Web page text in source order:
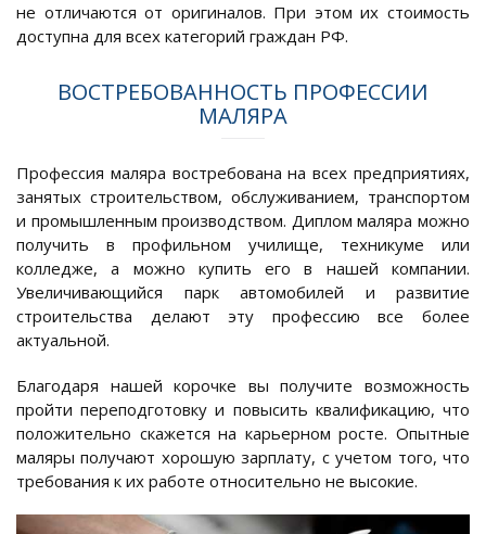
не отличаются от оригиналов. При этом их стоимость
доступна для всех категорий граждан РФ.
ВОСТРЕБОВАННОСТЬ ПРОФЕССИИ
МАЛЯРА
Профессия маляра востребована на всех предприятиях,
занятых строительством, обслуживанием, транспортом
и промышленным производством. Диплом маляра можно
получить в профильном училище, техникуме или
колледже, а можно купить его в нашей компании.
Увеличивающийся парк автомобилей и развитие
строительства делают эту профессию все более
актуальной.
Благодаря нашей корочке вы получите возможность
пройти переподготовку и повысить квалификацию, что
положительно скажется на карьерном росте. Опытные
маляры получают хорошую зарплату, с учетом того, что
требования к их работе относительно не высокие.